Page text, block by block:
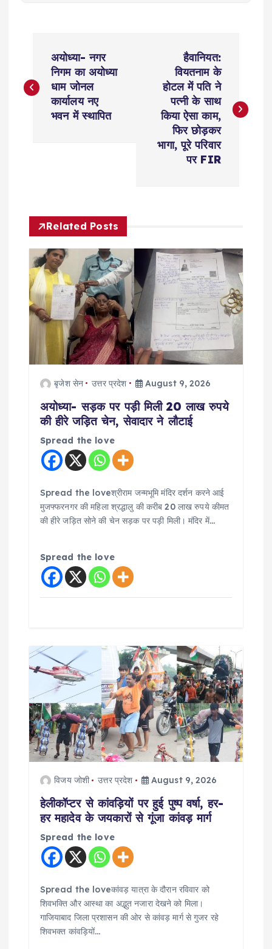
o
s
v
g
a
t
अयोध्या- नगर
निगम का अयोध्या
धाम जोनल
कार्यालय नए
भवन में स्थापित
हैवानियत:
वियतनाम के
होटल में पति ने
पत्नी के साथ
किया ऐसा काम,
फिर छोड़कर
भागा, पूरे परिवार
पर FIR
Related Posts
बृजेश सेन उत्तर प्रदेश August 9, 2026
अयोध्या- सड़क पर पड़ी मिली 20 लाख रुपये
की हीरे जड़ित चेन, सेवादार ने लौटाई
Spread the love
Spread the loveश्रीराम जन्मभूमि मंदिर दर्शन करने आई
मुजफ्फरनगर की महिला श्रद्धालु की करीब 20 लाख रुपये कीमत
की हीरे जड़ित सोने की चेन सड़क पर पड़ी मिली। मंदिर में…
Spread the love
विजय जोशी उत्तर प्रदेश August 9, 2026
हेलीकॉप्टर से कांवड़ियों पर हुई पुष्प वर्षा, हर-
हर महादेव के जयकारों से गूंजा कांवड़ मार्ग
Spread the love
Spread the loveकांवड़ यात्रा के दौरान रविवार को
शिवभक्ति और आस्था का अद्भुत नजारा देखने को मिला।
गाजियाबाद जिला प्रशासन की ओर से कांवड़ मार्ग से गुजर रहे
शिवभक्त कांवड़ियों…